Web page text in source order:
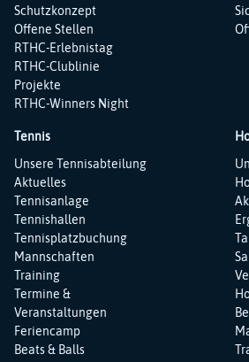
Schutzkonzept
Offene Stellen
RTHC-Erlebnistag
RTHC-Clublinie
Projekte
RTHC-Winners Night
Tennis
Navigation
überspringen
Unsere Tennisabteilung
Aktuelles
Tennisanlage
Tennishallen
Tennisplatzbuchung
Mannschaften
Training
Termine &
Veranstaltungen
Feriencamp
Beats & Balls